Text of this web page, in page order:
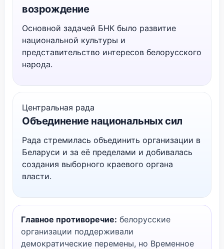
возрождение
Основной задачей БНК было развитие
национальной культуры и
представительство интересов белорусского
народа.
Центральная рада
Объединение национальных сил
Рада стремилась объединить организации в
Беларуси и за её пределами и добивалась
создания выборного краевого органа
власти.
Главное противоречие: белорусские
организации поддерживали
демократические перемены, но Временное